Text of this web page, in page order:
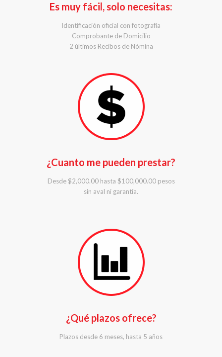
Es muy fácil, solo necesitas:
Identificación oficial con fotografía
Comprobante de Domicilio
2 últimos Recibos de Nómina
¿Cuanto me pueden prestar?
Desde $2,000.00 hasta $100,000.00 pesos
sin aval ni garantía.
¿Qué plazos ofrece?
Plazos desde 6 meses, hasta 5 años